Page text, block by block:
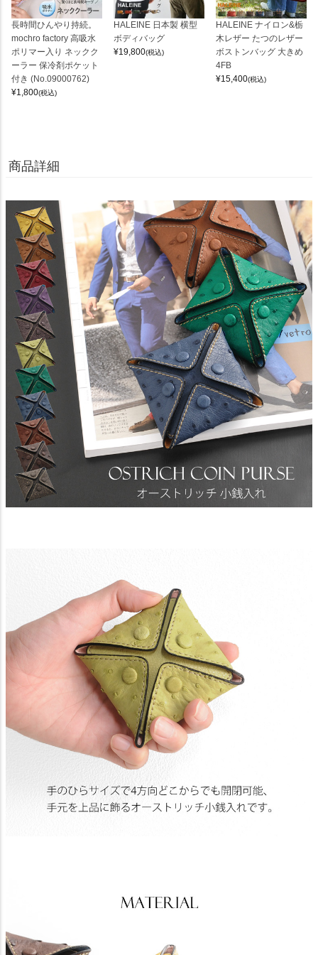
長時間ひんやり持続。
mochro factory 高吸水
ポリマー入り ネックク
ーラー 保冷剤ポケット
付き (No.09000762)
¥1,800(税込)
HALEINE 日本製 横型
ボディバッグ
¥19,800(税込)
HALEINE ナイロン&栃
木レザー たつのレザー
ボストンバッグ 大きめ
4FB
¥15,400(税込)
商品詳細